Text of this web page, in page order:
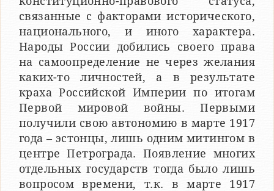
связанные с факторами исторического,
национального, и иного характера.
Народы России добились своего права
на самоопределение не через желания
каких-то личностей, а в результате
краха Российской Империи по итогам
Первой мировой войны. Первыми
получили свою автономию в марте 1917
года – эстонцы, лишь одним митингом в
центре Петрограда. Появление многих
отдельных государств тогда было лишь
вопросом времени, т.к. в марте 1917